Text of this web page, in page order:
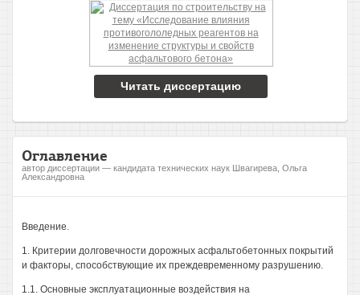
Читать диссертацию
Оглавление
автор диссертации — кандидата технических наук Швагирева, Ольга
Александровна
Введение.
1. Критерии долговечности дорожных асфальтобетонных покрытий
и факторы, способствующие их преждевременному разрушению.
1.1. Основные эксплуатационные воздействия на